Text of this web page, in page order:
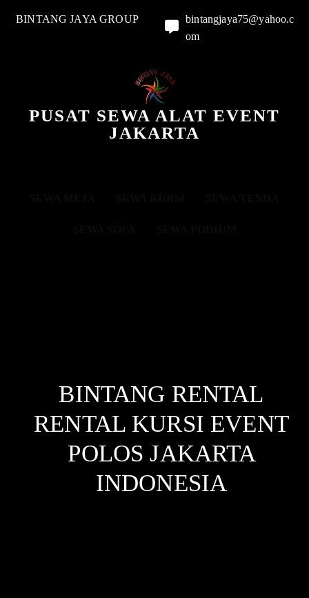
BINTANG JAYA GROUP
bintangjaya75@yahoo.c
om
PUSAT SEWA ALAT EVENT
JAKARTA
BINTANG RENTAL
RENTAL KURSI EVENT
POLOS JAKARTA
INDONESIA